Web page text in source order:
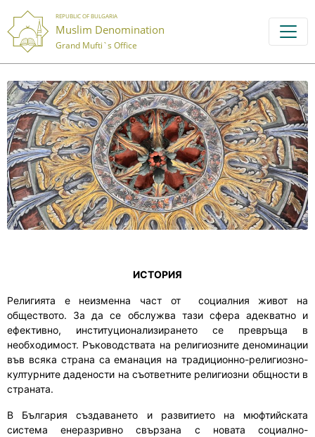
REPUBLIC OF BULGARIA
Muslim Denomination
Grand Mufti`s Office
ИСТОРИЯ
Религията е неизменна част от социалния живот на
обществото.
За да се обслужва тази сфера адекватно и
ефективно, институционализирането се превръща в
необходимост. Ръководствата на религиозните деноминации
във всяка страна са еманация на традиционно-религиозно-
културните дадености на съответните религиозни общности в
страната.
В България създаването и развитието на мюфтийската
система енеразривно свързана с новата социално-